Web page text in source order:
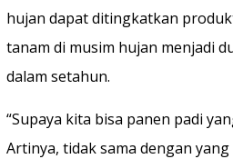
hujan dapat ditingkatkan
tanam di musim hujan menjadi
dalam setahun.
“Supaya kita bisa panen padi
Artinya, tidak sama dengan